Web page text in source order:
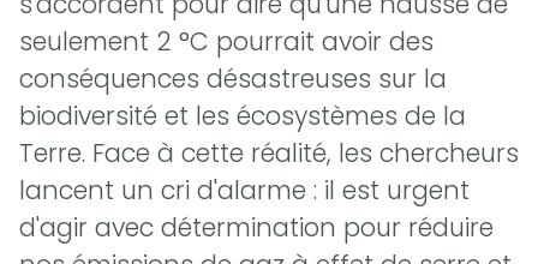
seulement 2 °C pourrait avoir des
conséquences désastreuses sur la
biodiversité et les écosystèmes de la
Terre. Face à cette réalité, les chercheurs
lancent un cri d'alarme : il est urgent
d'agir avec détermination pour réduire